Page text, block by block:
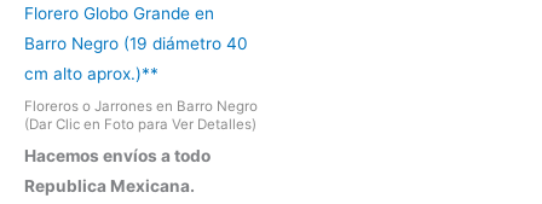
Florero Globo Grande en
Barro Negro (19 diámetro 40
cm alto aprox.)**
Floreros o Jarrones en Barro Negro
(Dar Clic en Foto para Ver Detalles)
Hacemos envíos a todo
Republica Mexicana.